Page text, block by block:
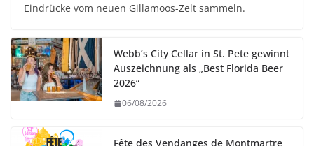
Eindrücke vom neuen Gillamoos-Zelt sammeln.
Webb’s City Cellar in St. Pete gewinnt
Auszeichnung als „Best Florida Beer
2026“
06/08/2026
Fête des Vendanges de Montmartre